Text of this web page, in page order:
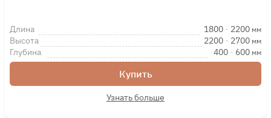
Длина 1800 - 2200 мм
Высота 2200 - 2700 мм
Глубина 400 - 600 мм
Купить
Узнать больше